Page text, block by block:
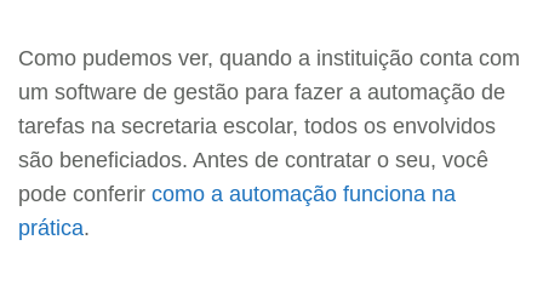
Como pudemos ver, quando a instituição conta com
um software de gestão para fazer a automação de
tarefas na secretaria escolar, todos os envolvidos
são beneficiados. Antes de contratar o seu, você
pode conferir como a automação funciona na
prática.